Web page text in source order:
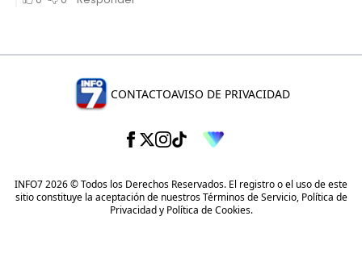
CONTACTOAVISO DE PRIVACIDAD
INFO7 2026 © Todos los Derechos Reservados. El registro o el uso de este
sitio constituye la aceptación de nuestrosTérminos de Servicio, Política de
Privacidady Política de Cookies.